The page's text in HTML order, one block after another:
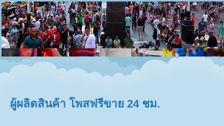
ผู้ผลิตสินค้า โพสฟรีขาย 24 ชม.